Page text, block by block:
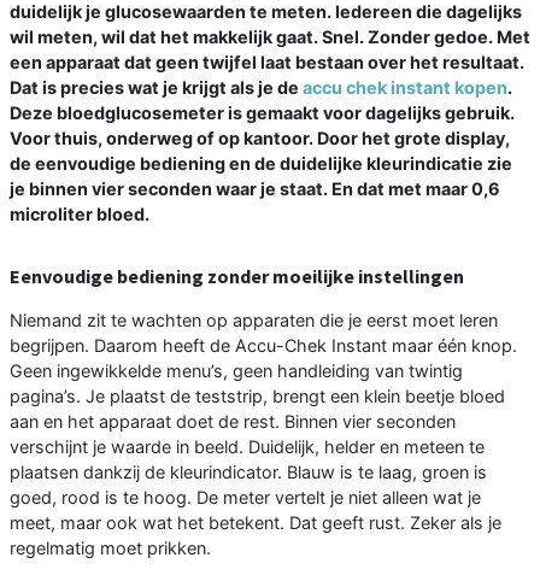
duidelijk je glucosewaarden te meten. Iedereen die dagelijks
wil meten, wil dat het makkelijk gaat. Snel. Zonder gedoe. Met
een apparaat dat geen twijfel laat bestaan over het resultaat.
Dat is precies wat je krijgt als je de accu chek instant kopen.
Deze bloedglucosemeter is gemaakt voor dagelijks gebruik.
Voor thuis, onderweg of op kantoor. Door het grote display,
de eenvoudige bediening en de duidelijke kleurindicatie zie
je binnen vier seconden waar je staat. En dat met maar 0,6
microliter bloed.
Eenvoudige bediening zonder moeilijke instellingen
Niemand zit te wachten op apparaten die je eerst moet leren
begrijpen. Daarom heeft de Accu-Chek Instant maar één knop.
Geen ingewikkelde menu’s, geen handleiding van twintig
pagina’s. Je plaatst de teststrip, brengt een klein beetje bloed
aan en het apparaat doet de rest. Binnen vier seconden
verschijnt je waarde in beeld. Duidelijk, helder en meteen te
plaatsen dankzij de kleurindicator. Blauw is te laag, groen is
goed, rood is te hoog. De meter vertelt je niet alleen wat je
meet, maar ook wat het betekent. Dat geeft rust. Zeker als je
regelmatig moet prikken.